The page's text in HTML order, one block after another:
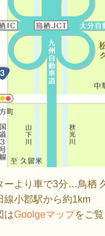
ーより車で3分…鳥栖
線小郡駅から約1km
はGoolgeマップをご覧